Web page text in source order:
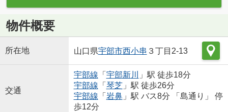
物件概要
所在地 山口県宇部市西小串 ３丁目2-13
交通
宇部線 「 宇部新川
」駅 徒歩18分
宇部線 「 琴芝」駅 徒歩26分
宇部線 「 岩鼻」駅 バス8分 「島通り」 停
歩12分